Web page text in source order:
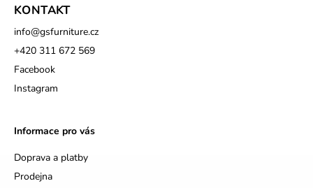
KONTAKT
info@gsfurniture.cz
+420 311 672 569
Facebook
Instagram
Informace pro vás
Doprava a platby
Prodejna